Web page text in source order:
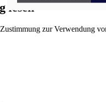
lesen
zur Verwendung